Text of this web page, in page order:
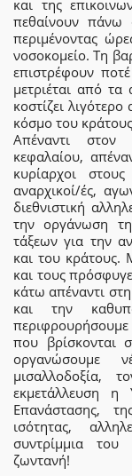
και της
πεθαίνουν πάνω
περιμένοντας
νοσοκομείο. Τη
επιστρέφουν
μετριέται από τα
κοστίζει
κόσμο του
Απέναντι στον
κεφαλαίου,
κυρίαρχοι
αναρχικοί/ές,
διεθνιστική
την οργάνωση
τάξεων για την
και του κράτους.
και τους
κάτω απέναντι
και την
περιφρουρήσουμε
που βρίσκονται
οργανώσουμε
μισαλλοδοξία,
εκμετάλλευση η
Επανάστασης,
ισότητας,
συντρίμμια
ζωντανή!